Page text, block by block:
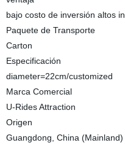
bajo costo de inversión altos
Paquete de Transporte
Carton
Especificación
diameter=22cm/customized
Marca Comercial
U-Rides Attraction
Origen
Guangdong, China (Mainland)